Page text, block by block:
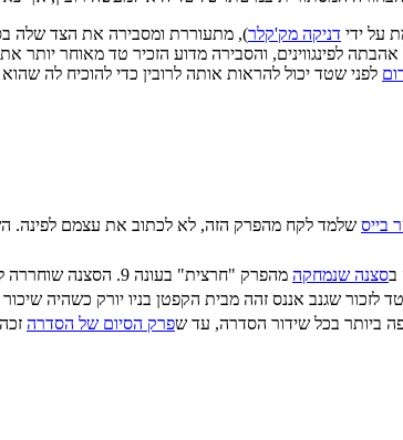
על ידי דניקה מק'קלר), מתעוררת ומסבירה את הצד שלה
לפינגווינים, והסבירה מדוע הזכיר טד מאוחר
לפני שטד יכול להראות אותה לרובין כדי להוכיח לה
בייס
בסצנה שנמחקה מהפרק "חרצית" בעונה 9. הסצנה שוחררה לרשת על ידי
לזכור שגנב אננס זהה מבית הקפטן בניו יורק כשהיה
ביותר בכל שידור הסדרה, עד שפרק הסיום של הסדרה